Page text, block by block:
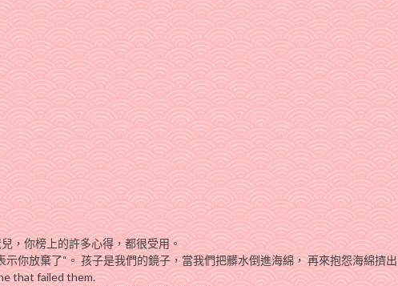
，你榜上的許多心得，都很受用。
你放棄了“。 孩子是我們的鏡子，當我們把髒水倒進海綿， 再來抱怨海綿擠出
that failed them.